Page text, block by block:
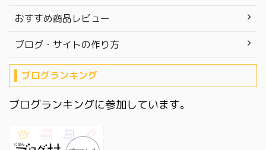
おすすめ商品レビュー
ブログ・サイトの作り方
ブログランキング
ブログランキングに参加しています。